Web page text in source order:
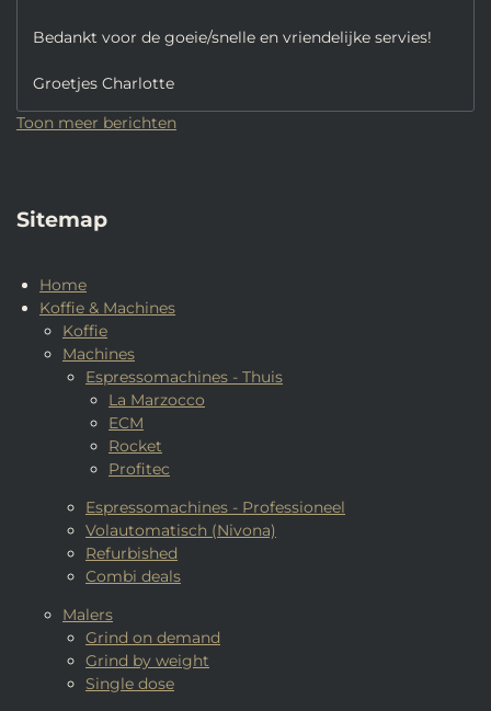
Bedankt voor de goeie/snelle en vriendelijke servies!
Groetjes Charlotte
Toon meer berichten
Sitemap
Home
Koffie & Machines
Koffie
Machines
Espressomachines - Thuis
La Marzocco
ECM
Rocket
Profitec
Espressomachines - Professioneel
Volautomatisch (Nivona)
Refurbished
Combi deals
Malers
Grind on demand
Grind by weight
Single dose